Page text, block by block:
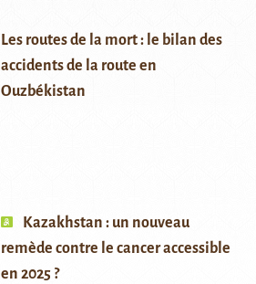
Les routes de la mort : le bilan des
accidents de la route en
Ouzbékistan
Kazakhstan : un nouveau
remède contre le cancer accessible
en 2025 ?